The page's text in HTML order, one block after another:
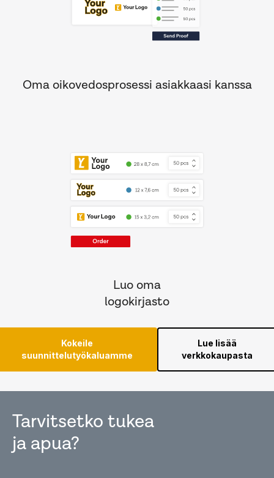
Oma oikovedosprosessi asiakkaasi kanssa
Luo oma
logokirjasto
Kokeile
suunnittelutyökaluamme
Lue lisää
verkkokaupasta
Tarvitsetko tukea
ja apua?